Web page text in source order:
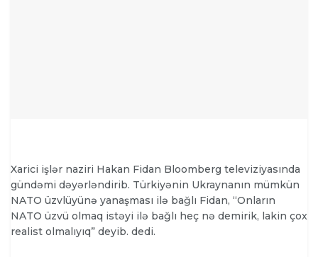
Xarici işlər naziri Hakan Fidan Bloomberg televiziyasında
gündəmi dəyərləndirib. Türkiyənin Ukraynanın mümkün
NATO üzvlüyünə yanaşması ilə bağlı Fidan, “Onların
NATO üzvü olmaq istəyi ilə bağlı heç nə demirik, lakin çox
realist olmalıyıq” deyib. dedi.